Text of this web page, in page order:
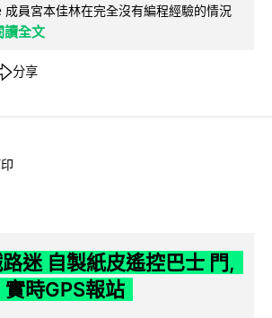
成員宮本佳林在完全沒有編程經驗的情況
讀全文
分享
迷 自製紙皮遙控巴士 門,
時GPS報站